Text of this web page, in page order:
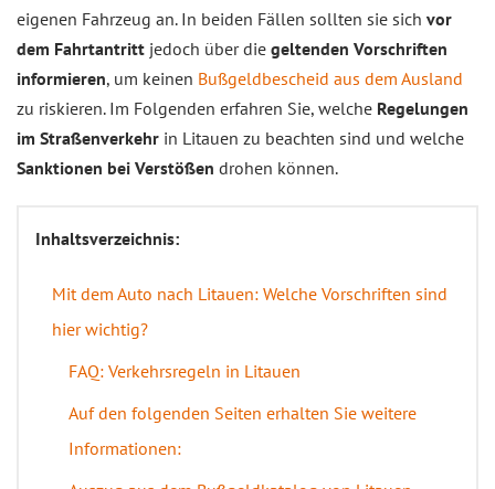
eigenen Fahrzeug an. In beiden Fällen sollten sie sich vor
dem Fahrtantritt jedoch über die geltenden Vorschriften
informieren, um keinen Bußgeldbescheid aus dem Ausland
zu riskieren. Im Folgenden erfahren Sie, welche Regelungen
im Straßenverkehr in Litauen zu beachten sind und welche
Sanktionen bei Verstößen drohen können.
Inhaltsverzeichnis:
Mit dem Auto nach Litauen: Welche Vorschriften sind
hier wichtig?
FAQ: Verkehrsregeln in Litauen
Auf den folgenden Seiten erhalten Sie weitere
Informationen: